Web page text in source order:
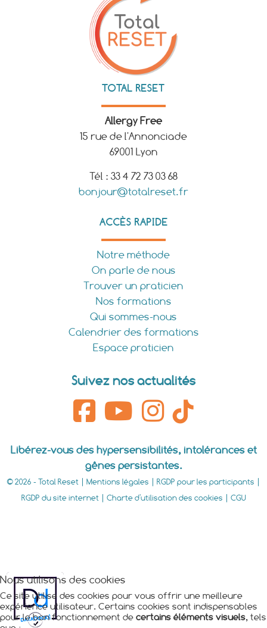
TOTAL RESET
Allergy Free
15 rue de l'Annonciade
69001 Lyon
Tél : 33 4 72 73 03 68
bonjour@totalreset.fr
ACCÈS RAPIDE
Notre méthode
On parle de nous
Trouver un praticien
Nos formations
Qui sommes-nous
Calendrier des formations
Espace praticien
Suivez nos actualités
Libérez-vous des hypersensibilités, intolérances et
gênes persistantes.
© 2026 - Total Reset | Mentions légales RGDP pour les participants
RGDP du site internet
Charte d'utilisation des cookies CGU
Nous utilisons des cookies
Ce site utilise des cookies pour vous offrir une meilleure
expérience utilisateur. Certains cookies sont indispensables
pour le bon fonctionnement de certains éléments visuels, tels